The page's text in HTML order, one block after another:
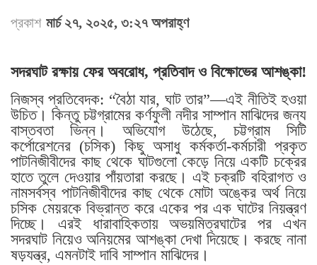
প্রকাশ মার্চ ২৭, ২০২৫, ৩:২৭ অপরাহ্ণ
সদরঘাট রক্ষায় ফের অবরোধ, প্রতিবাদ ও বিক্ষোভের আশঙ্কা!
নিজস্ব প্রতিবেদক: “বৈঠা যার, ঘাট তার”—এই নীতিই হওয়া
উচিত। কিন্তু চট্টগ্রামের কর্ণফুলী নদীর সাম্পান মাঝিদের জন্য
বাস্তবতা ভিন্ন। অভিযোগ উঠেছে, চট্টগ্রাম সিটি
কর্পোরেশনের (চসিক) কিছু অসাধু কর্মকর্তা-কর্মচারী প্রকৃত
পাটনিজীবীদের কাছ থেকে ঘাটগুলো কেড়ে নিয়ে একটি চক্রের
হাতে তুলে দেওয়ার পাঁয়তারা করছে। এই চক্রটি বহিরাগত ও
নামসর্বস্ব পাটনিজীবীদের কাছ থেকে মোটা অঙ্কের অর্থ নিয়ে
চসিক মেয়রকে বিভ্রান্ত করে একের পর এক ঘাটের নিয়ন্ত্রণ
দিচ্ছে। এরই ধারাবাহিকতায় অভয়মিত্রঘাটের পর এখন
সদরঘাট নিয়েও অনিয়মের আশঙ্কা দেখা দিয়েছে। করছে নানা
ষড়যন্ত্র, এমনটাই দাবি সাম্পান মাঝিদের।